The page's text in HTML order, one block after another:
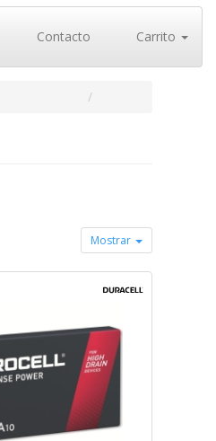
Contacto Carrito
Mostrar